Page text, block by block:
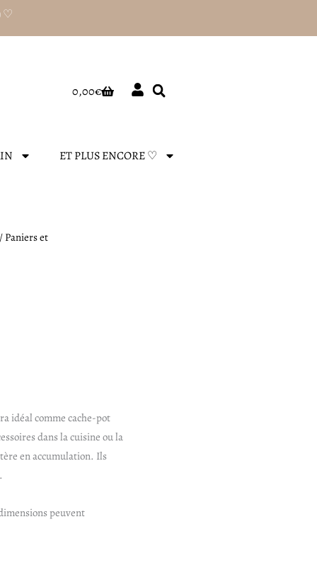
♡
0,00€Panier
ET PLUS ENCORE ♡
Paniers et
idéal comme cache-pot
dans la cuisine ou la
en accumulation. Ils
peuvent